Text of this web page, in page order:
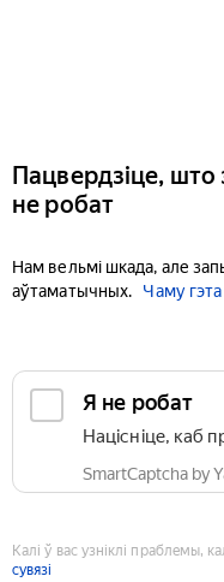
Пацвердзіце, што
не робат
Нам вельмі шкада, але
аўтаматычных.
Чаму
Я не робат
Націсніце, каб
SmartCaptcha by
Калі ў вас узніклі праблемы,
сувязі